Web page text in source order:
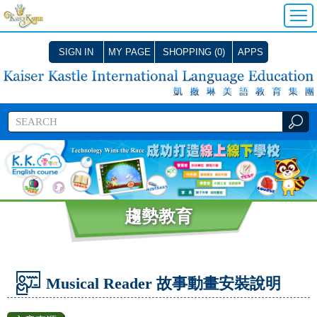
SIGN IN MY PAGE SHOPPING (0) APPS
趨勢教育
Musical Reader 故事動畫安裝說明